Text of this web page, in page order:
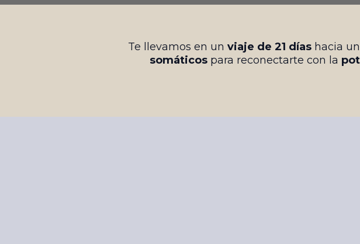
Te llevamos en un viaje de 21 días hacia
somáticospara reconectarte con la